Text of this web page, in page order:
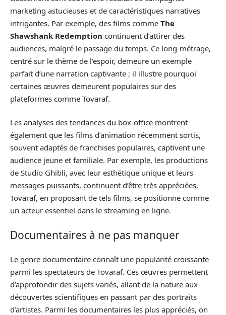
marketing astucieuses et de caractéristiques narratives
intrigantes. Par exemple, des films comme The
Shawshank Redemption continuent d’attirer des
audiences, malgré le passage du temps. Ce long-métrage,
centré sur le thème de l’espoir, demeure un exemple
parfait d’une narration captivante ; il illustre pourquoi
certaines œuvres demeurent populaires sur des
plateformes comme Tovaraf.
Les analyses des tendances du box-office montrent
également que les films d’animation récemment sortis,
souvent adaptés de franchises populaires, captivent une
audience jeune et familiale. Par exemple, les productions
de Studio Ghibli, avec leur esthétique unique et leurs
messages puissants, continuent d’être très appréciées.
Tovaraf, en proposant de tels films, se positionne comme
un acteur essentiel dans le streaming en ligne.
Documentaires à ne pas manquer
Le genre documentaire connaît une popularité croissante
parmi les spectateurs de Tovaraf. Ces œuvres permettent
d’approfondir des sujets variés, allant de la nature aux
découvertes scientifiques en passant par des portraits
d’artistes. Parmi les documentaires les plus appréciés, on